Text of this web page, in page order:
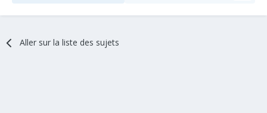
Aller sur la liste des sujets